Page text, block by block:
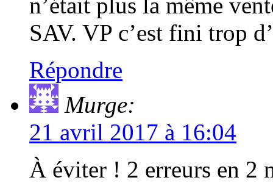
SAV. VP c’est fini trop
Répondre
Murge:
21 avril 2017 à 16:04
À éviter ! 2 erreurs en 2